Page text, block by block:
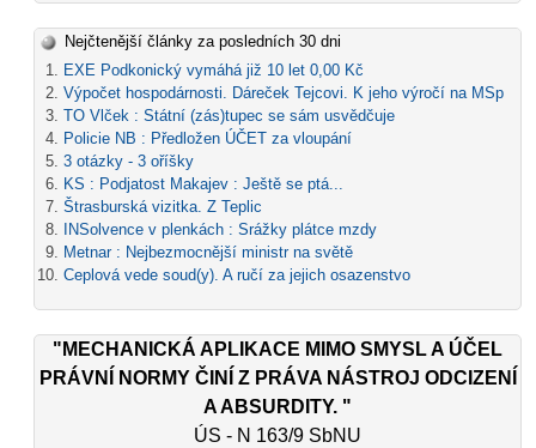
Nejčtenější články za posledních 30 dni
EXE Podkonický vymáhá již 10 let 0,00 Kč
Výpočet hospodárnosti. Dáreček Tejcovi. K jeho výročí na MSp
TO Vlček : Státní (zás)tupec se sám usvědčuje
Policie NB : Předložen ÚČET za vloupání
3 otázky - 3 oříšky
KS : Podjatost Makajev : Ještě se ptá...
Štrasburská vizitka. Z Teplic
INSolvence v plenkách : Srážky plátce mzdy
Metnar : Nejbezmocnější ministr na světě
Ceplová vede soud(y). A ručí za jejich osazenstvo
"MECHANICKÁ APLIKACE MIMO SMYSL A ÚČEL
PRÁVNÍ NORMY ČINÍ Z PRÁVA NÁSTROJ ODCIZENÍ
A ABSURDITY. "
ÚS - N 163/9 SbNU